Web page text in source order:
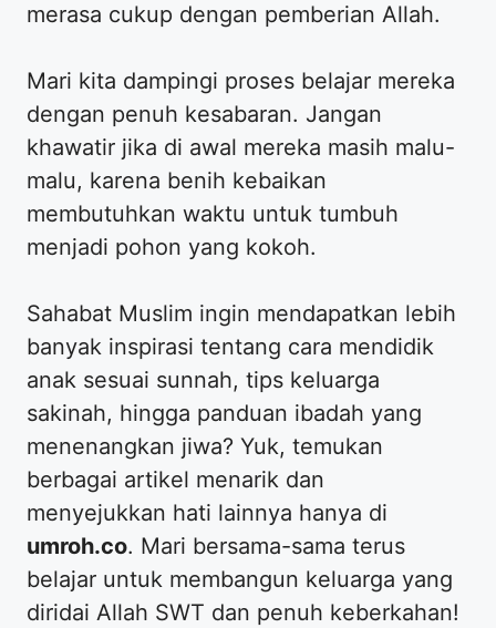
merasa cukup dengan pemberian Allah.
​Mari kita dampingi proses belajar mereka
dengan penuh kesabaran. Jangan
khawatir jika di awal mereka masih malu-
malu, karena benih kebaikan
membutuhkan waktu untuk tumbuh
menjadi pohon yang kokoh.
​Sahabat Muslim ingin mendapatkan lebih
banyak inspirasi tentang cara mendidik
anak sesuai sunnah, tips keluarga
sakinah, hingga panduan ibadah yang
menenangkan jiwa? Yuk, temukan
berbagai artikel menarik dan
menyejukkan hati lainnya hanya di
umroh.co. Mari bersama-sama terus
belajar untuk membangun keluarga yang
diridai Allah SWT dan penuh keberkahan!